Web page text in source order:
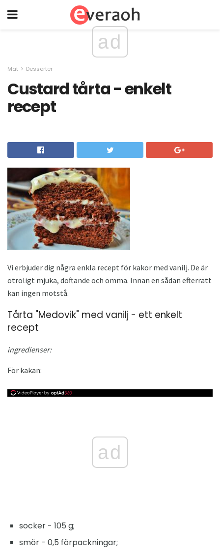
ad
Mat Desserter
Custard tårta - enkelt
recept
Vi erbjuder dig några enkla recept för kakor med vanilj. De är
otroligt mjuka, doftande och ömma. Innan en sådan efterrätt
kan ingen motstå.
Tårta "Medovik" med vanilj - ett enkelt
recept
ingredienser:
För kakan:
ad
socker - 105 g;
smör - 0,5 förpackningar;